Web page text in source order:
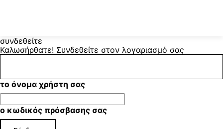
συνδεθείτε
Καλωσήρθατε! Συνδεθείτε στον λογαριασμό σας
το όνομα χρήστη σας
ο κωδικός πρόσβασης σας